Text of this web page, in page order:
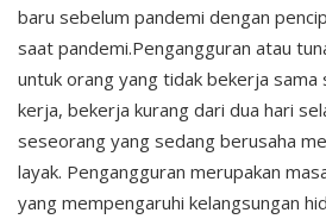
baru sebelum pandemi dengan
saat pandemi.Pengangguran atau
untuk orang yang tidak bekerja sama
kerja, bekerja kurang dari dua hari
seseorang yang sedang berusaha
layak. Pengangguran merupakan
yang mempengaruhi kelangsungan